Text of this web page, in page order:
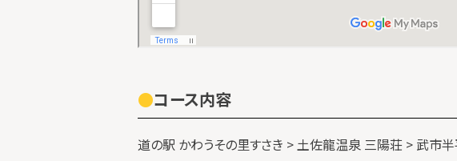
コース内容
道の駅 かわうその里すさき > 土佐龍温泉 三陽荘 > 武市